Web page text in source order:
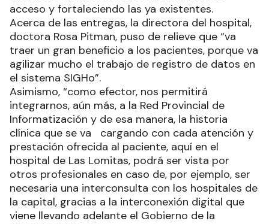
acceso y fortaleciendo las ya existentes.
Acerca de las entregas, la directora del hospital,
doctora Rosa Pitman, puso de relieve que “va
traer un gran beneficio a los pacientes, porque va
agilizar mucho el trabajo de registro de datos en
el sistema SIGHo”.
Asimismo, “como efector, nos permitirá
integrarnos, aún más, a la Red Provincial de
Informatización y de esa manera, la historia
clínica que se va cargando con cada atención y
prestación ofrecida al paciente, aquí en el
hospital de Las Lomitas, podrá ser vista por
otros profesionales en caso de, por ejemplo, ser
necesaria una interconsulta con los hospitales de
la capital, gracias a la interconexión digital que
viene llevando adelante el Gobierno de la